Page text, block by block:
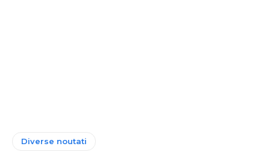
Diverse noutati